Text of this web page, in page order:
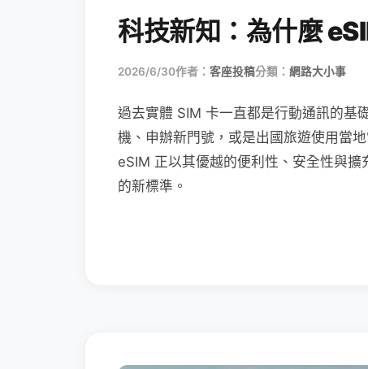
科技新知：為什麼
2026/6/30作者： 客座投稿分類： 網路大小事
過去實體 SIM 卡一直都是行動通訊的基
機、申辦新門號，或是出國旅遊使用當
eSIM 正以其優越的便利性、安全性與
的新標準。